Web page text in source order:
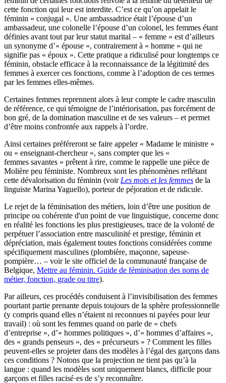
cette fonction qui leur est interdite. C’est ce qu’on appelait le
féminin « conjugal ». Une ambassadrice était l’épouse d’un
ambassadeur, une colonelle l’épouse d’un colonel, les femmes étant
définies avant tout par leur statut marital – « femme » est d’ailleurs
un synonyme d’« épouse », contrairement à « homme » qui ne
signifie pas « époux ». Cette pratique a ridiculisé pour longtemps ce
féminin, obstacle efficace à la reconnaissance de la légitimité des
femmes à exercer ces fonctions, comme à l’adoption de ces termes
par les femmes elles-mêmes.
Certaines femmes reprennent alors à leur compte le cadre masculin
de référence, ce qui témoigne de l’intériorisation, pas forcément de
bon gré, de la domination masculine et de ses valeurs – et permet
d’être moins confrontée aux rappels à l’ordre.
Ainsi certaines préféreront se faire appeler « Madame le ministre »
ou « enseignant-chercheur », sans compter que les «
femmes savantes » prêtent à rire, comme le rappelle une pièce de
Molière peu féministe. Nombreux sont les phénomènes reflétant
cette dévalorisation du féminin (voir Les mots et les femmes de la
linguiste Marina Yaguello), porteur de péjoration et de ridicule.
Le rejet de la féminisation des métiers, loin d’être une position de
principe ou cohérente d'un point de vue linguistique, concerne donc
en réalité les fonctions les plus prestigieuses, trace de la volonté de
perpétuer l’association entre masculinité et prestige, féminin et
dépréciation, mais également toutes fonctions considérées comme
spécifiquement masculines (plombière, maçonne, sapeuse-
pompière… – voir le site officiel de la communauté française de
Belgique, Mettre au féminin. Guide de féminisation des noms de
métier, fonction, grade ou titre).
Par ailleurs, ces procédés conduisent à l’invisibilisation des femmes
pourtant partie prenante depuis toujours de la sphère professionnelle
(y compris quand elles n’étaient ni reconnues ni payées pour leur
travail) : où sont les femmes quand on parle de « chefs
d’entreprise », d’« hommes politiques », d’« hommes d’affaires »,
des « grands penseurs », des « précurseurs » ? Comment les filles
peuvent-elles se projeter dans des modèles à l’égal des garçons dans
ces conditions ? Notons que la projection ne tient pas qu’à la
langue : quand les modèles sont uniquement blancs, difficile pour
garçons et filles racisé·es de s’y reconnaître.